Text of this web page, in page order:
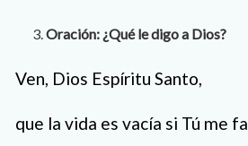
Oración: ¿Qué le digo a Dios?
Ven, Dios Espíritu Santo,
que la vida es vacía si Tú me